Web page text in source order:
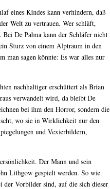
eines Kindes kann verhindern, daß
Welt zu vertrauen. Wer schläft,
De Palma kann der Schläfer nicht
Sturz von einem Alptraum in den
man sagen könnte: Es war alles nur
nachhaltiger erschüttert als Brian
verwandelt wird, da bleibt De
bei ihm den Horror, sondern die
wo sie in Wirklichkeit nur den
und Vexierbildern,
Der Mann und sein
Lithgow gespielt werden. So wie
Vorbilder sind, auf die sich dieser